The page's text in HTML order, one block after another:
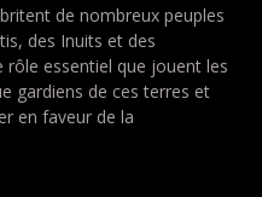
de nombreux peuples
des Inuits et des
essentiel que jouent les
gardiens de ces terres et
en faveur de la